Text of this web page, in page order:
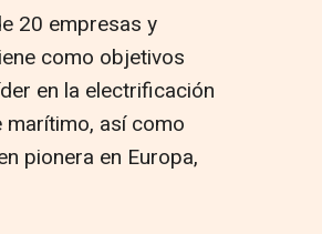
20 empresas y
como objetivos
en la electrificación
así como
pionera en Europa,